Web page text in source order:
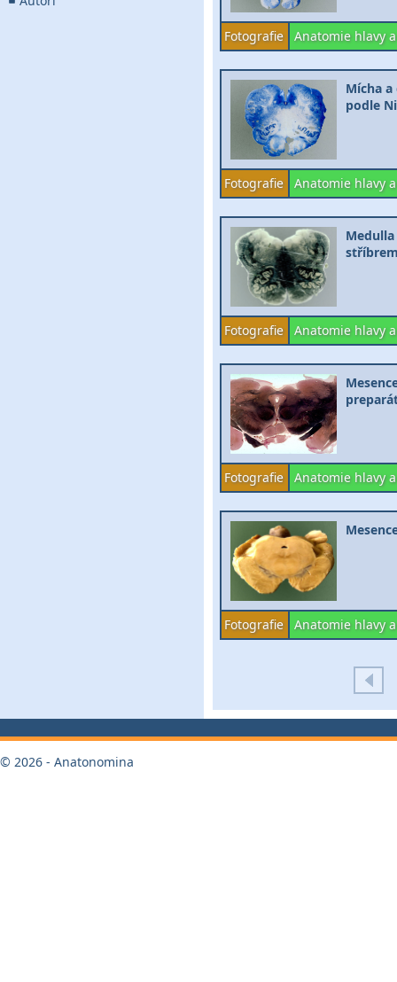
Fotografie Anatomie hlavy
Mícha
podle
Fotografie Anatomie hlavy
Fotografie Anatomie hlavy
Fotografie Anatomie hlavy
Fotografie Anatomie hlavy
© 2026 - Anatonomina